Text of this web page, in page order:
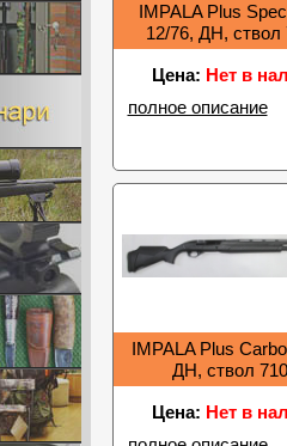
IMPALA Plus
12/76, ДН,
Цена: Нет в
полное описание
IMPALA Plus
ДН, ствол
Цена: Нет в